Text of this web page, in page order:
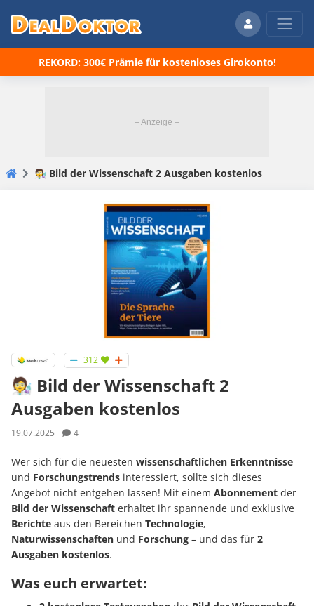
REKORD: 300€ Prämie für kostenloses Girokonto!
🧑‍🔬 Bild der Wissenschaft 2 Ausgaben kostenlos
312
🧑‍🔬 Bild der Wissenschaft 2
Ausgaben kostenlos
19.07.2025 4
Wer sich für die neuesten wissenschaftlichen Erkenntnisse
und Forschungstrends interessiert, sollte sich dieses
Angebot nicht entgehen lassen! Mit einem Abonnement der
Bild der Wissenschaft erhaltet ihr spannende und exklusive
Berichte aus den Bereichen Technologie,
Naturwissenschaften und Forschung – und das für 2
Ausgaben kostenlos.
Was euch erwartet: